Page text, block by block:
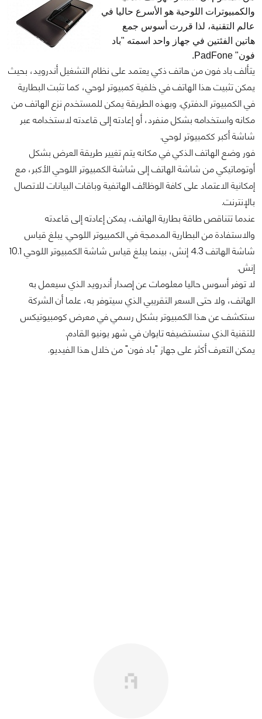
والكمبيوترات اللوحية هو الأسرع حاليا في
عالم التقنية، لذا قررت أسوس جمع
هاتين الفئتين في جهاز واحد اسمته "باد
فون" PadFone.
يتألف باد فون من هاتف ذكي يعتمد على نظام التشغيل أندرويد، بحيث
يمكن تثبيت هذا الهاتف في خلفية كمبيوتر لوحي، كما تثبت البطارية
في الكمبيوتر الدفتري. وبهذه الطريقة يمكن للمستخدم نزع الهاتف من
مكانه واستخدامه بشكل منفرد، أو إعادته إلى قاعدته لاستخدامه عبر
شاشة أكبر ككمبيوتر لوحي.
فور وضع الهاتف الذكي في مكانه يتم تغيير طريقة العرض بشكل
أوتوماتيكي من شاشة الهاتف إلى شاشة الكمبيوتر اللوحي الأكبر، مع
إمكانية الاعتماد على كافة الوظائف الهاتفية وباقات البيانات للاتصال
بالإنترنت.
عندما تتناقص طاقة بطارية الهاتف، يمكن إعادته إلى قاعدته
والاستفادة من البطارية المدمجة في الكمبيوتر اللوحي. يبلغ قياس
شاشة الهاتف 4.3 إنش، بينما يبلغ قياس شاشة الكمبيوتر اللوحي 10.1
إنش.
لا توفر أسوس حاليا معلومات عن إصدار أندرويد الذي سيعمل به
الهاتف، ولا حتى السعر التقريبي الذي سيتوفر به، علما أن الشركة
ستكشف عن هذا الكمبيوتر بشكل رسمي في معرض كومبيوتيكس
للتقنية الذي ستستضيفه تايوان في شهر يونيو القادم.
يمكن التعرف أكثر على جهاز "باد فون" من خلال هذا الفيديو.